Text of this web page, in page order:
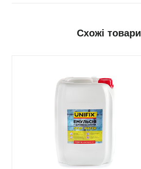
Схожі товари